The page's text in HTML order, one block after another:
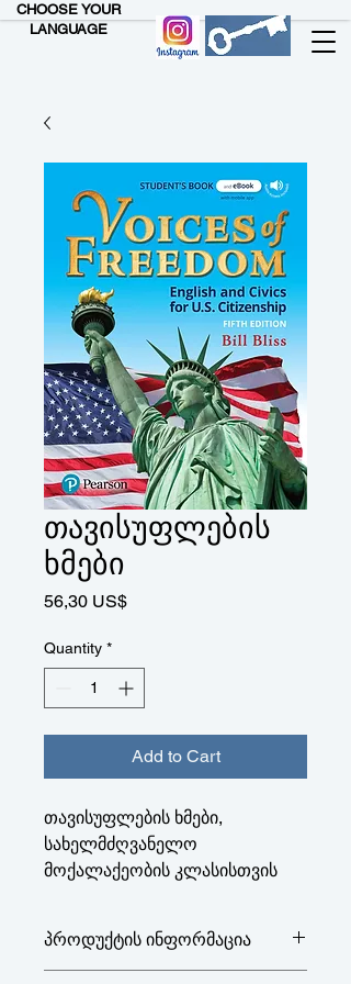
CHOOSE YOUR
LANGUAGE
თავისუფლების
ხმები
56,30 US$Price
Quantity *
Add to Cart
თავისუფლების ხმები,
სახელმძღვანელო
მოქალაქეობის კლასისთვის
პროდუქტის ინფორმაცია